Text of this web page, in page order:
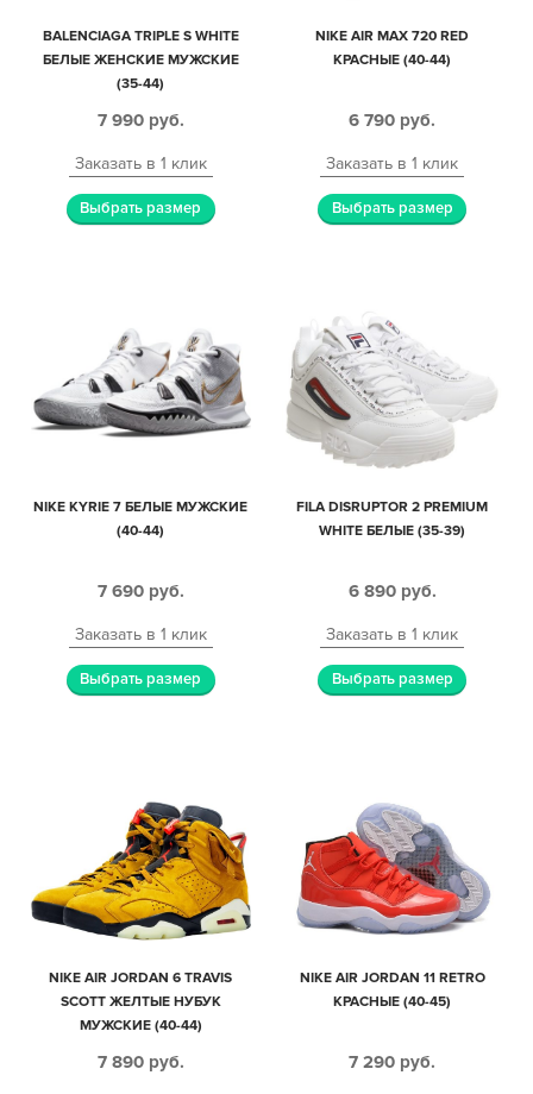
BALENCIAGA TRIPLE S WHITE
БЕЛЫЕ ЖЕНСКИЕ МУЖСКИЕ
(35-44)
7 990 руб.
Заказать в 1 клик
Выбрать размер
NIKE AIR MAX 720 RED
КРАСНЫЕ (40-44)
6 790 руб.
Заказать в 1 клик
Выбрать размер
NIKE KYRIE 7 БЕЛЫЕ МУЖСКИЕ
(40-44)
7 690 руб.
Заказать в 1 клик
Выбрать размер
FILA DISRUPTOR 2 PREMIUM
WHITE БЕЛЫЕ (35-39)
6 890 руб.
Заказать в 1 клик
Выбрать размер
NIKE AIR JORDAN 6 TRAVIS
SCOTT ЖЕЛТЫЕ НУБУК
МУЖСКИЕ (40-44)
7 890 руб.
NIKE AIR JORDAN 11 RETRO
КРАСНЫЕ (40-45)
7 290 руб.